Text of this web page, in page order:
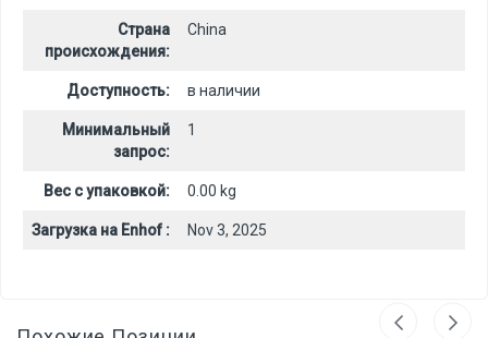
Страна
происхождения:
China
Доступность: в наличии
Минимальный
запрос:
1
Вес с упаковкой: 0.00 kg
Загрузка на Enhof : Nov 3, 2025